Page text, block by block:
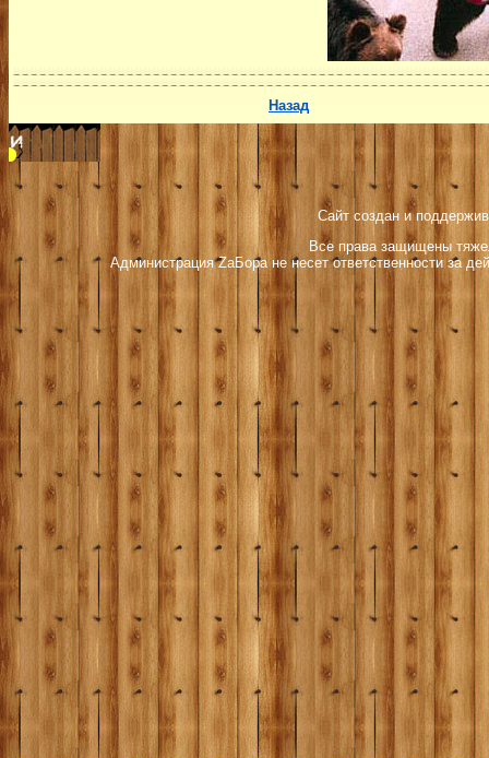
Назад
Сайт создан и
Все права защищены
Администрация ZаБора не несет ответственности за